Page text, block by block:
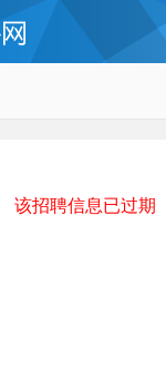
该招聘信息已过期